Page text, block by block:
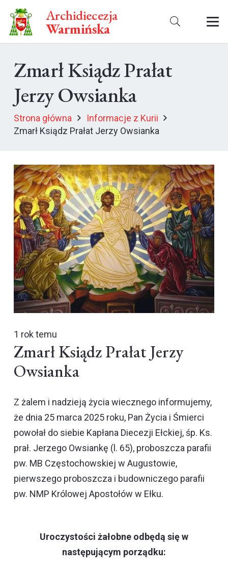
Archidiecezja
Warmińska
Zmarł Ksiądz Prałat
Jerzy Owsianka
Strona główna
Informacje z Kurii
Zmarł Ksiądz Prałat Jerzy Owsianka
1 rok temu
Zmarł Ksiądz Prałat Jerzy
Owsianka
Z żalem i nadzieją życia wiecznego informujemy,
że dnia 25 marca 2025 roku, Pan Życia i Śmierci
powołał do siebie Kapłana Diecezji Ełckiej, śp. Ks.
prał. Jerzego Owsiankę (l. 65), proboszcza parafii
pw. MB Częstochowskiej w Augustowie,
pierwszego proboszcza i budowniczego parafii
pw. NMP Królowej Apostołów w Ełku.
Uroczystości żałobne odbędą się w
następującym porządku: